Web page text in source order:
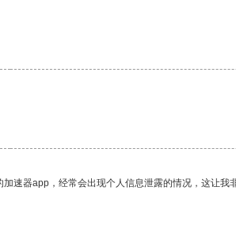
速器app，经常会出现个人信息泄露的情况，这让我